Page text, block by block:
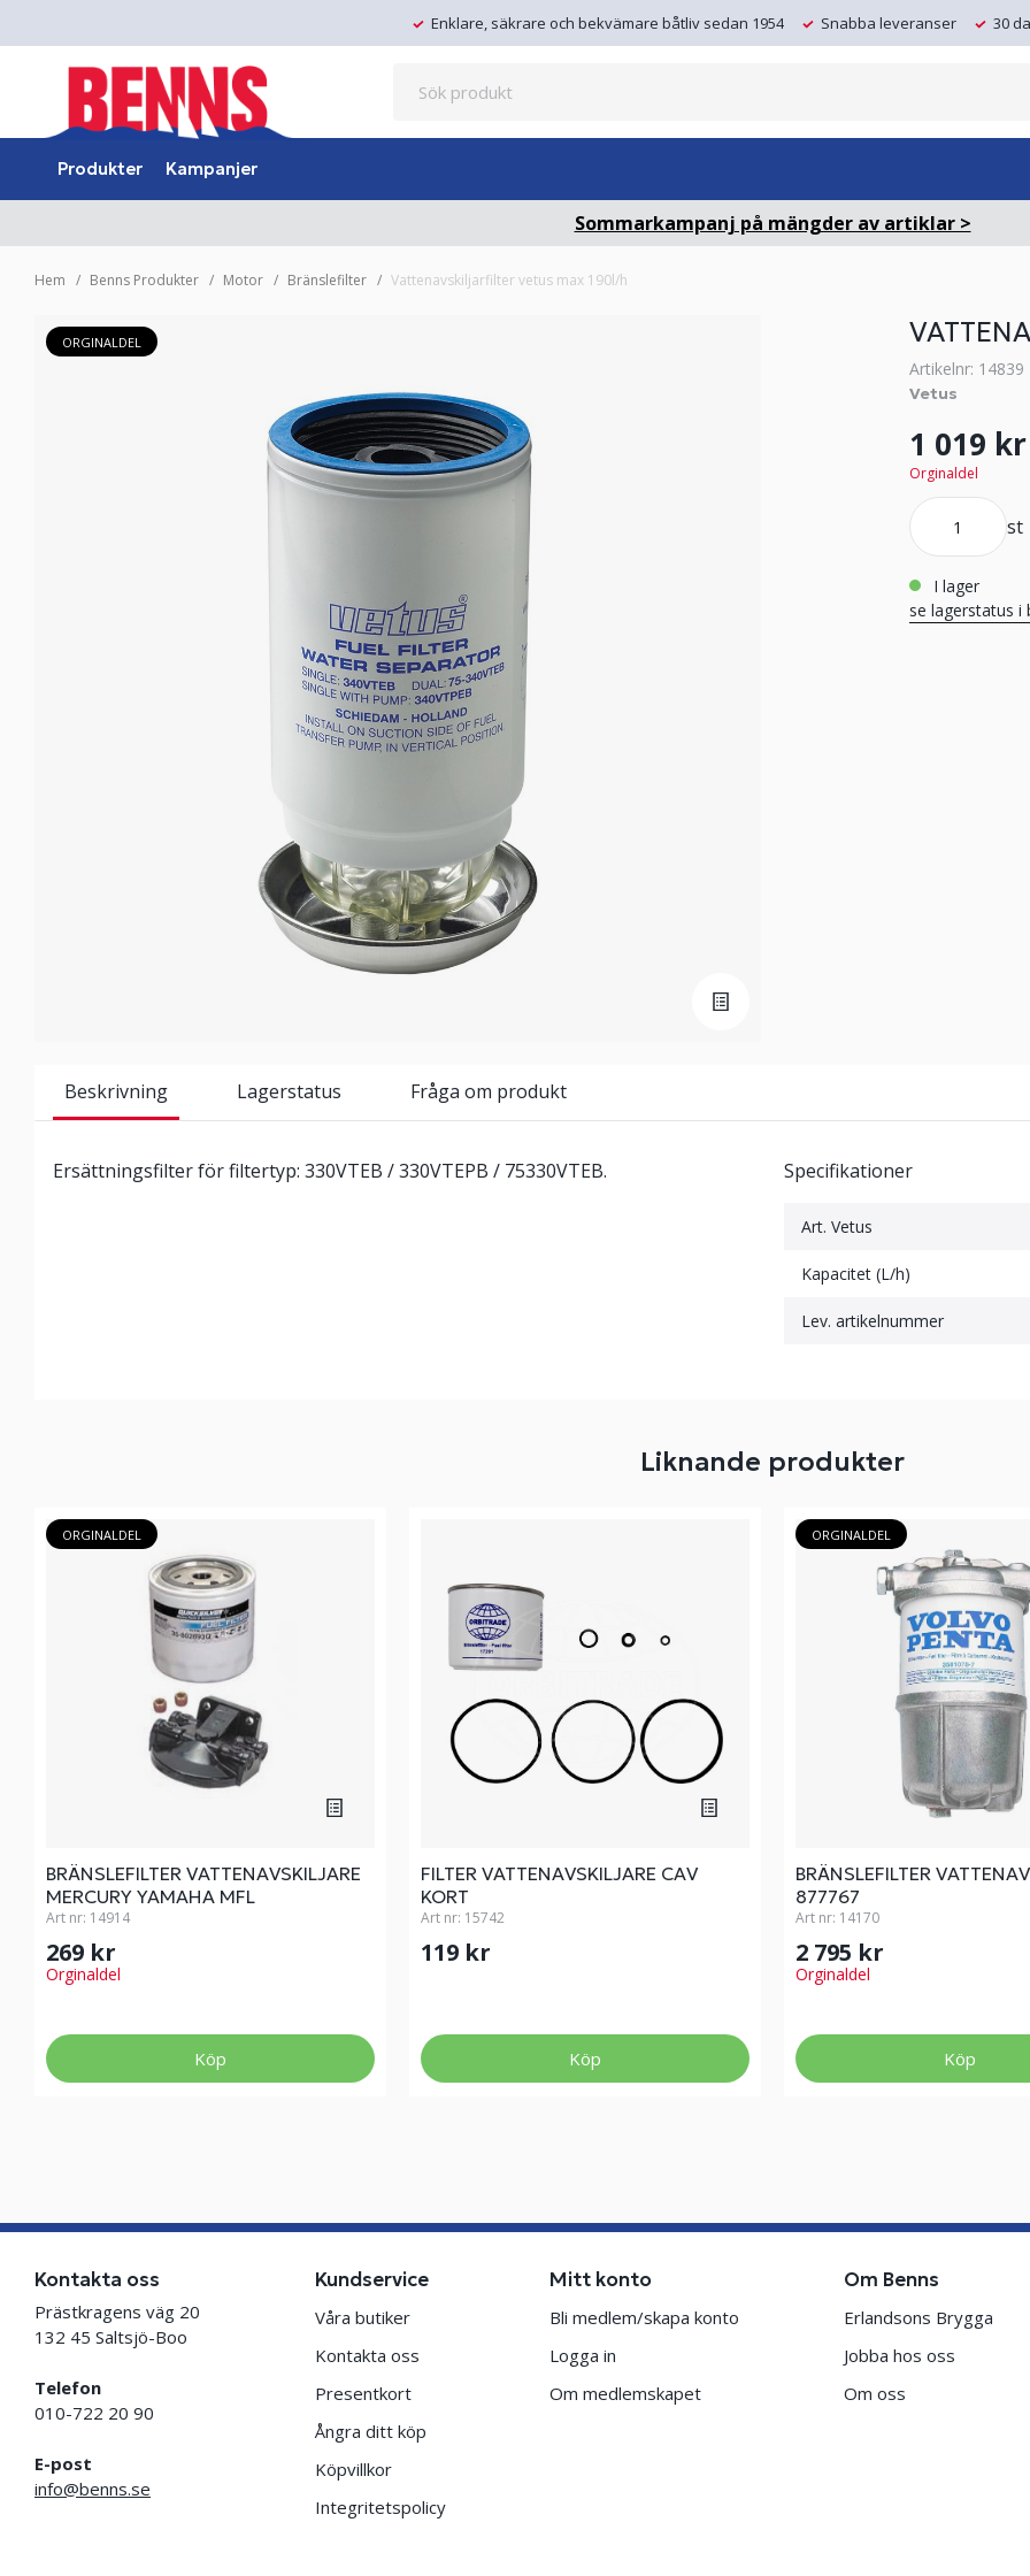
Enklare, säkrare och bekvämare båtliv sedan 1954 Snabba leveranser 30
Produkter Kampanjer
Sommarkampanj på mängder av artiklar >
Hem Benns Produkter Motor Bränslefilter Vattenavskiljarfilter vetus max 190l/h
ORGINALDEL
Artikelnr: 14839
Vetus
1 019 kr
Orginaldel
st
i lager
se lagerstatus i
Beskrivning Lagerstatus Fråga om produkt
Ersättningsfilter för filtertyp: 330VTEB / 330VTEPB / 75330VTEB. Specifikationer
Art. Vetus
Kapacitet (L/h)
Lev. artikelnummer
Liknande produkter
ORGINALDEL
BRÄNSLEFILTER VATTENAVSKILJARE
MERCURY YAMAHA MFL
Art nr: 14914
269 kr
Orginaldel
Köp
FILTER VATTENAVSKILJARE CAV
KORT
Art nr: 15742
119 kr
Köp
ORGINALDEL
BRÄNSLEFILTER
877767
Art nr: 14170
2 795 kr
Orginaldel
Köp
Kontakta oss
Prästkragens väg 20
132 45 Saltsjö-Boo
Telefon
010-722 20 90
E-post
info@benns.se
Kundservice
Våra butiker
Kontakta oss
Presentkort
Ångra ditt köp
Köpvillkor
Integritetspolicy
Mitt konto
Bli medlem/skapa konto
Logga in
Om medlemskapet
Om Benns
Erlandsons Brygga
Jobba hos oss
Om oss